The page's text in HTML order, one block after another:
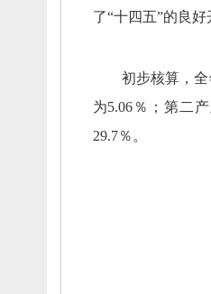
了“十四五”的良好
初步核算，
为5.06 ％； 第二
29.7％。